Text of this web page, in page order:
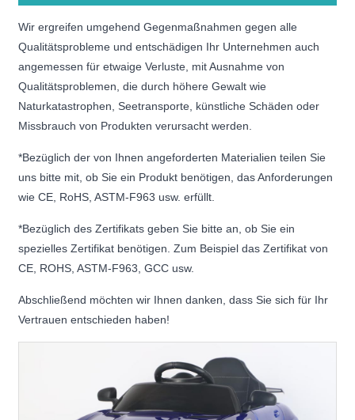
Wir ergreifen umgehend Gegenmaßnahmen gegen alle
Qualitätsprobleme und entschädigen Ihr Unternehmen auch
angemessen für etwaige Verluste, mit Ausnahme von
Qualitätsproblemen, die durch höhere Gewalt wie
Naturkatastrophen, Seetransporte, künstliche Schäden oder
Missbrauch von Produkten verursacht werden.
*Bezüglich der von Ihnen angeforderten Materialien teilen Sie
uns bitte mit, ob Sie ein Produkt benötigen, das Anforderungen
wie CE, RoHS, ASTM-F963 usw. erfüllt.
*Bezüglich des Zertifikats geben Sie bitte an, ob Sie ein
spezielles Zertifikat benötigen. Zum Beispiel das Zertifikat von
CE, ROHS, ASTM-F963, GCC usw.
Abschließend möchten wir Ihnen danken, dass Sie sich für Ihr
Vertrauen entschieden haben!